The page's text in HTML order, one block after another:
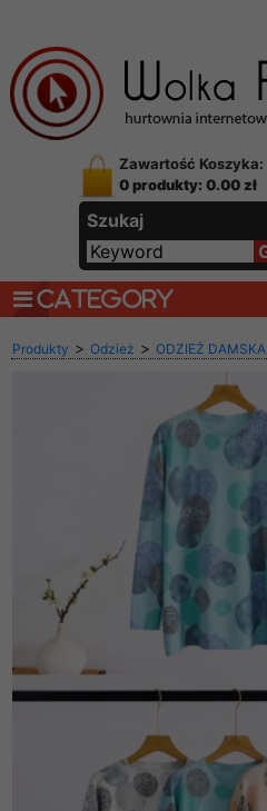
Zawartość Koszyka:
0 produkty: 0.00 zł
Szukaj
CATEGORY
Produkty > Odzież > ODZIEŻ DAMSKA